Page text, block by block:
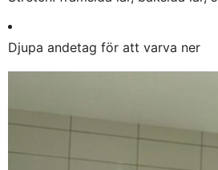
Djupa andetag för att varva ner